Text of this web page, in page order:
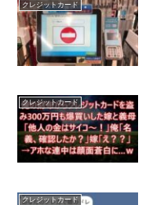
クレジットカード
クレジットカード
クレジットカード